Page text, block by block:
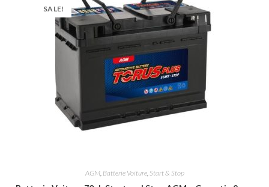
SALE!
AGM, Batterie Voiture, Start & Stop